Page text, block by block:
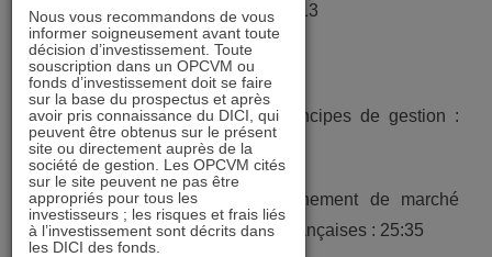
2) Comment travaillons-nous ? : 6:13
3) Les travaux d’analyse : 13:04
4) L’analyse financière & les principes de gestion :
17:00
5) Le marché actions, l’environnement de marché
actuel, l’influence des politiques françaises : 25:35
Nous vous recommandons de vous
informer soigneusement avant toute
décision d’investissement. Toute
souscription dans un OPCVM ou
fonds d’investissement doit se faire
sur la base du prospectus et après
avoir pris connaissance du DICI, qui
peuvent être obtenus sur le présent
site ou directement auprès de la
société de gestion. Les OPCVM cités
sur le site peuvent ne pas être
appropriés pour tous les
investisseurs ; les risques et frais liés
à l’investissement sont décrits dans
les DICI des fonds.